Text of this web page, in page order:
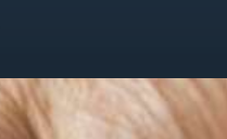
Atualizado em 23 de abril de